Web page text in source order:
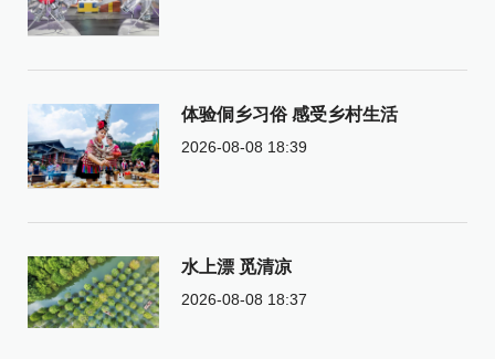
体验侗乡习俗 感受乡村生活
2026-08-08 18:39
水上漂 觅清凉
2026-08-08 18:37